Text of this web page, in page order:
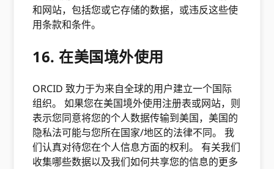
和网站，包括您或它存储的数据，或违反这些使
用条款和条件。
16. 在美国境外使用
ORCID 致力于为来自全球的用户建立一个国际
组织。 如果您在美国境外使用注册表或网站，则
表示您同意将您的个人数据传输到美国，美国的
隐私法可能与您所在国家/地区的法律不同。 我
们认真对待您在个人信息方面的权利。 有关我们
收集哪些数据以及我们如何共享您的信息的更多